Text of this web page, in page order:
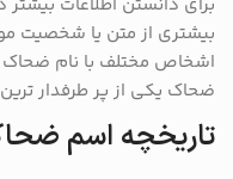
بیشتری از متن یا شخصیت
اشخاص مختلف با نام ضحاک
ضحاک یکی از پر طرفدار
تاریخچه اسم